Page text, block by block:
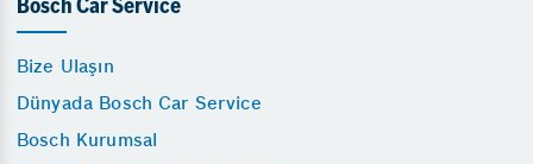
Bosch Car Service
Bize Ulaşın
Dünyada Bosch Car Service
Bosch Kurumsal